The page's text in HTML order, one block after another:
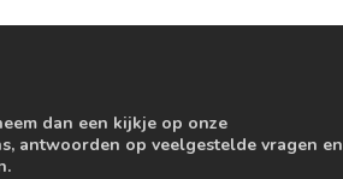
dan een kijkje op onze
antwoorden op veelgestelde vragen en